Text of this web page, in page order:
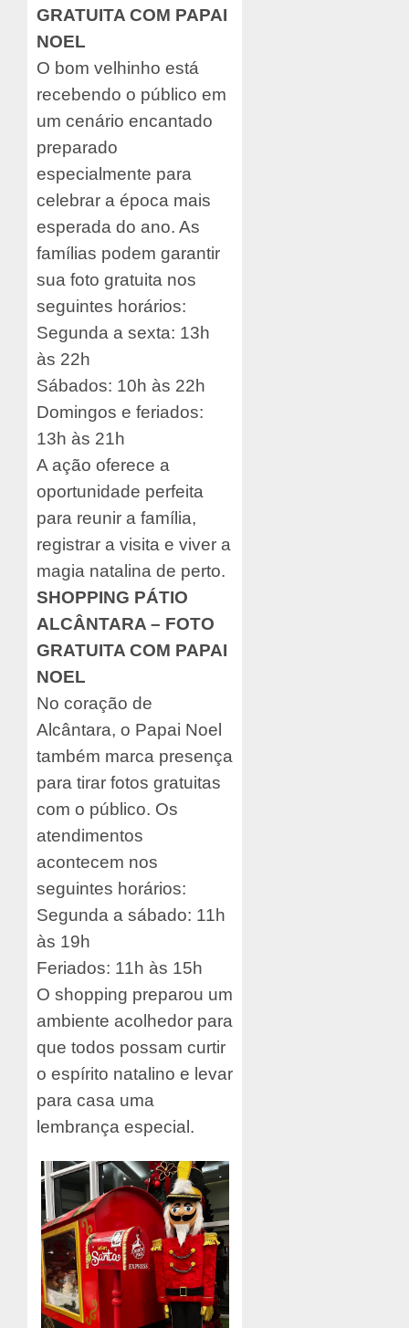
GRATUITA COM PAPAI
NOEL
O bom velhinho está
recebendo o público em
um cenário encantado
preparado
especialmente para
celebrar a época mais
esperada do ano. As
famílias podem garantir
sua foto gratuita nos
seguintes horários:
Segunda a sexta: 13h
às 22h
Sábados: 10h às 22h
Domingos e feriados:
13h às 21h
A ação oferece a
oportunidade perfeita
para reunir a família,
registrar a visita e viver a
magia natalina de perto.
SHOPPING PÁTIO
ALCÂNTARA – FOTO
GRATUITA COM PAPAI
NOEL
No coração de
Alcântara, o Papai Noel
também marca presença
para tirar fotos gratuitas
com o público. Os
atendimentos
acontecem nos
seguintes horários:
Segunda a sábado: 11h
às 19h
Feriados: 11h às 15h
O shopping preparou um
ambiente acolhedor para
que todos possam curtir
o espírito natalino e levar
para casa uma
lembrança especial.